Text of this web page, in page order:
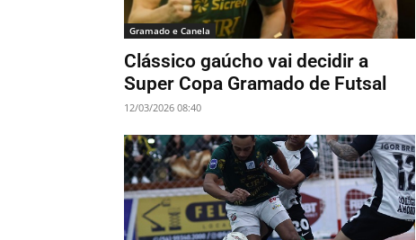
Gramado e Canela
Clássico gaúcho vai decidir a
Super Copa Gramado de Futsal
12/03/2026 08:40